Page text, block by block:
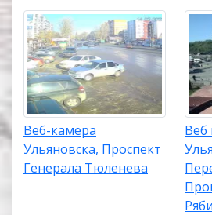
Веб-камера
Ульяновска, Проспект
Генерала Тюленева
Веб